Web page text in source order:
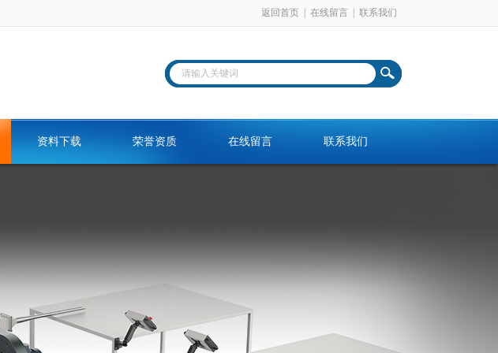
返回首页 在线留言 联系我们
资料下载 荣誉资质 在线留言 联系我们